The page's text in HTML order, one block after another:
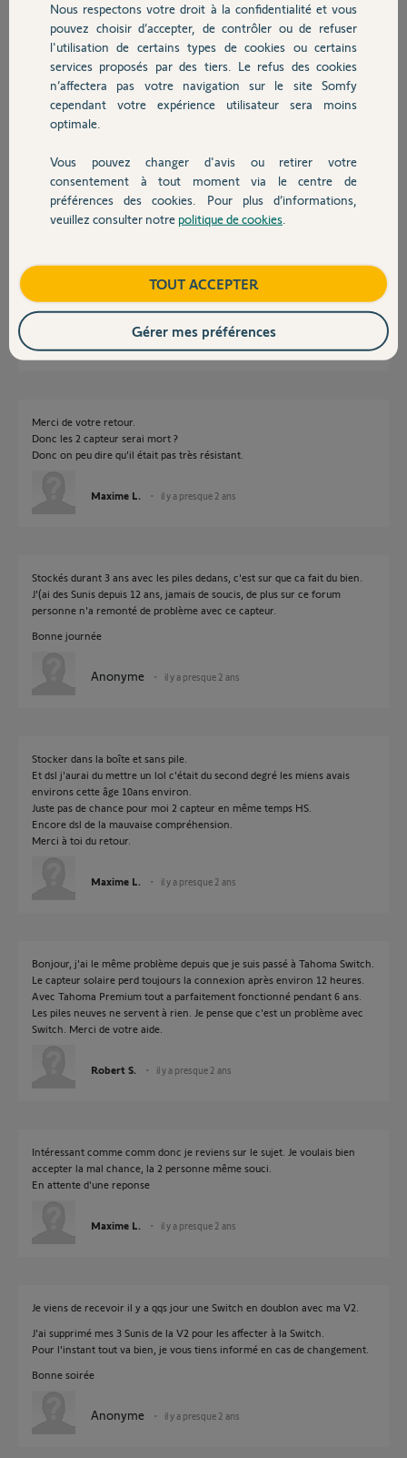
Chauffage
Autres produits
Devis avec un pro
Contact
A savoir que les capteur on pas été utilisé depuis 2 ou 3 ans.
Merci,
Maxime L.
il y a presque 2 ans
Participer au fil de discussion
Réponses
Bonne journée à vous.
Anonyme il y a presque 2 ans
Merci de votre retour.
Donc les 2 capteur serai mort ?
Donc on peu dire qu'il était pas très résistant.
Maxime L. il y a presque 2 ans
Stockés durant 3 ans avec les piles dedans, c'est sur que ca fait du bien.
J'(ai des Sunis depuis 12 ans, jamais de soucis, de plus sur ce forum
personne n'a remonté de problème avec ce capteur.
Bonne journée
Anonyme il y a presque 2 ans
Stocker dans la boîte et sans pile.
Et dsl j'aurai du mettre un lol c'était du second degré les miens avais
environs cette âge 10ans environ.
Juste pas de chance pour moi 2 capteur en même temps HS.
Encore dsl de la mauvaise compréhension.
Merci à toi du retour.
Maxime L. il y a presque 2 ans
Bonjour, j'ai le même problème depuis que je suis passé à Tahoma Switch.
Le capteur solaire perd toujours la connexion après environ 12 heures.
Avec Tahoma Premium tout a parfaitement fonctionné pendant 6 ans.
Les piles neuves ne servent à rien. Je pense que c'est un problème avec
Switch. Merci de votre aide.
Robert S. il y a presque 2 ans
Intéressant comme comm donc je reviens sur le sujet. Je voulais bien
accepter la mal chance, la 2 personne même souci.
En attente d'une reponse
Maxime L. il y a presque 2 ans
Je viens de recevoir il y a qqs jour une Switch en doublon avec ma V2.
J'ai supprimé mes 3 Sunis de la V2 pour les affecter à la Switch.
Pour l'instant tout va bien, je vous tiens informé en cas de changement.
Bonne soirée
Anonyme il y a presque 2 ans
Nous respectons votre droit à la confidentialité et vous
pouvez choisir d’accepter, de contrôler ou de refuser
l'utilisation de certains types de cookies ou certains
services proposés par des tiers. Le refus des cookies
n’affectera pas votre navigation sur le site Somfy
cependant votre expérience utilisateur sera moins
optimale.
Vous pouvez changer d'avis ou retirer votre
consentement à tout moment via le centre de
préférences des cookies. Pour plus d’informations,
veuillez consulter notre politique de cookies
TOUT ACCEPTER
Gérer mes préférences